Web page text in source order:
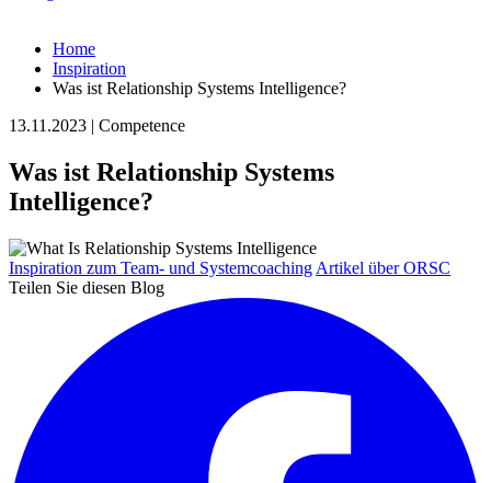
Home
Inspiration
Was ist Relationship Systems Intelligence?
13.11.2023 | Competence
Was ist Relationship Systems
Intelligence?
Inspiration zum Team- und Systemcoaching Artikel über ORSC
Teilen Sie diesen Blog